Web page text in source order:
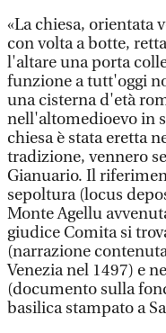
«La chiesa, orientata
con volta a botte,
l'altare una porta
funzione a tutt'oggi
una cisterna d'età
nell'altomedioevo in
chiesa è stata eretta
tradizione, vennero
Gianuario. Il
sepoltura (locus
Monte Agellu
giudice Comita si
(narrazione
Venezia nel 1497) e
(documento sulla
basilica stampato a